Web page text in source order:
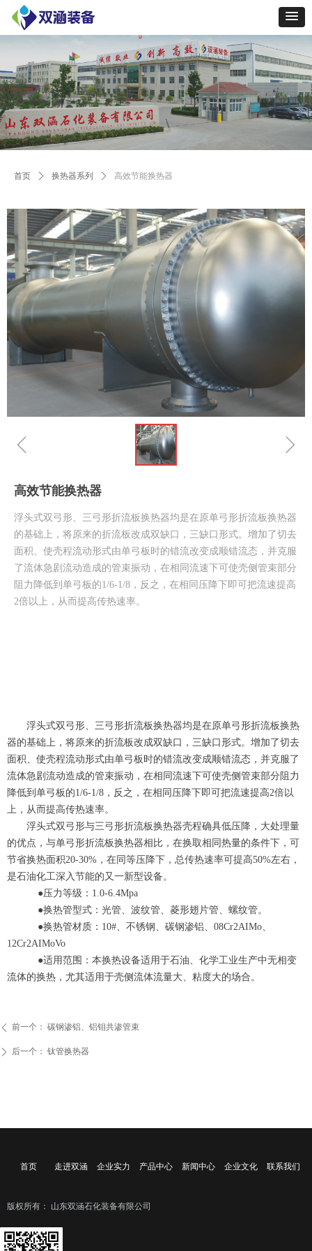
首页 ꄲ 换热器系列 ꄲ 高效节能换热器
ꁆ ꁇ
高效节能换热器
浮头式双弓形、三弓形折流板换热器均是在原单弓形折流板换热器
的基础上，将原来的折流板改成双缺口，三缺口形式。增加了切去
面积、使壳程流动形式由单弓板时的错流改变成顺错流态，并克服
了流体急剧流动造成的管束振动，在相同流速下可使壳侧管束部分
阻力降低到单弓板的1/6-1/8，反之，在相同压降下即可把流速提高
2倍以上，从而提高传热速率。
浮头式双弓形、三弓形折流板换热器均是在原单弓形折流板换热
器的基础上，将原来的折流板改成双缺口，三缺口形式。增加了切去
面积、使壳程流动形式由单弓板时的错流改变成顺错流态，并克服了
流体急剧流动造成的管束振动，在相同流速下可使壳侧管束部分阻力
降低到单弓板的1/6-1/8，反之，在相同压降下即可把流速提高2倍以
上，从而提高传热速率。
浮头式双弓形与三弓形折流板换热器壳程确具低压降，大处理量
的优点，与单弓形折流板换热器相比，在换取相同热量的条件下，可
节省换热面积20-30%，在同等压降下，总传热速率可提高50%左右，
是石油化工深入节能的又一新型设备。
●压力等级：1.0-6.4Mpa
●换热管型式：光管、波纹管、菱形翅片管、螺纹管。
●换热管材质：10#、不锈钢、碳钢渗铝、08Cr2AIMo、
12Cr2AIMoVo
●适用范围：本换热设备适用于石油、化学工业生产中无相变
流体的换热，尤其适用于壳侧流体流量大、粘度大的场合。
Control Render
ControlType:productSlideBind Error:未将对象引用设置到对象的实例。
ꄴ 前一个： 碳钢渗铝、铝钼共渗管束
ꄲ 后一个： 钛管换热器
版权所有： 山东双涵石化装备有限公司
首页 走进双涵 企业实力 产品中心 新闻中心 企业文化 联系我们